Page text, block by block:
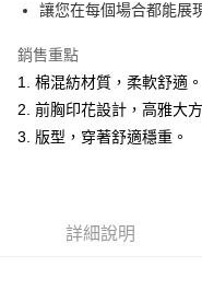
全家取貨付款
每筆NT$60，滿NT$1,200(
付款後全家取貨
讓您在每個場合都能展
銷售重點
1. 棉混紡材質，柔軟舒適。
2. 前胸印花設計，高雅大方
3. 版型，穿著舒適穩重。
詳細說明